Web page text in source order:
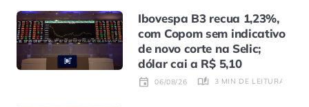
Ibovespa B3 recua 1,23%,
com Copom sem indicativo
de novo corte na Selic;
dólar cai a R$ 5,10
06/08/26 3 MIN DE LEITURA